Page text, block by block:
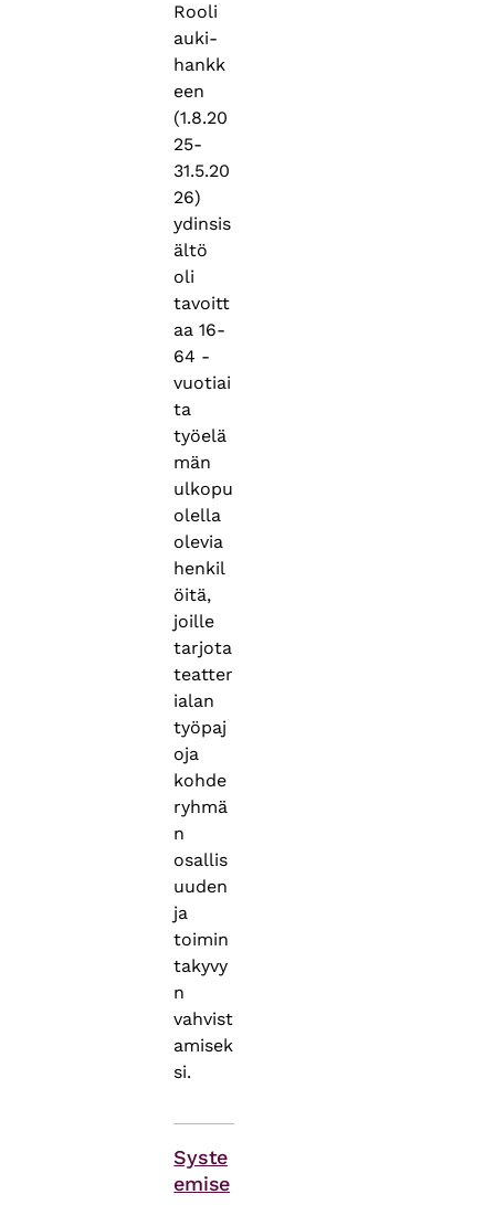
Rooli
auki-
hankk
een
(1.8.20
25-
31.5.20
26)
ydinsis
ältö
oli
tavoitt
aa 16-
64 -
vuotiai
ta
työelä
män
ulkopu
olella
olevia
henkil
öitä,
joille
tarjota
teatter
ialan
työpaj
oja
kohde
ryhmä
n
osallis
uuden
ja
toimin
takyvy
n
vahvist
amisek
si.
Syste
emise